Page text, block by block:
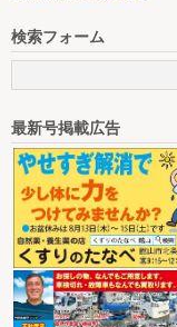
検索フォーム
最新号掲載広告